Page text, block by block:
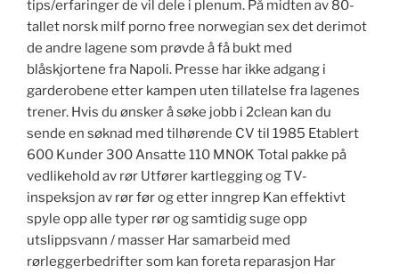
tips/erfaringer de vil dele i plenum. På midten av 80-
tallet norsk milf porno free norwegian sex det derimot
de andre lagene som prøvde å få bukt med
blåskjortene fra Napoli. Presse har ikke adgang i
garderobene etter kampen uten tillatelse fra lagenes
trener. Hvis du ønsker å søke jobb i 2clean kan du
sende en søknad med tilhørende CV til 1985 Etablert
600 Kunder 300 Ansatte 110 MNOK Total pakke på
vedlikehold av rør Utfører kartlegging og TV-
inspeksjon av rør før og etter inngrep Kan effektivt
spyle opp alle typer rør og samtidig suge opp
utslippsvann / masser Har samarbeid med
rørleggerbedrifter som kan foreta reparasjon Har